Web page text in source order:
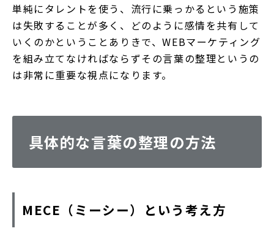
単純にタレントを使う、流行に乗っかるという施策
は失敗することが多く、どのように感情を共有して
いくのかということありきで、WEBマーケティング
を組み立てなければならずその言葉の整理というの
は非常に重要な視点になります。
具体的な言葉の整理の方法
MECE（ミーシー）という考え方